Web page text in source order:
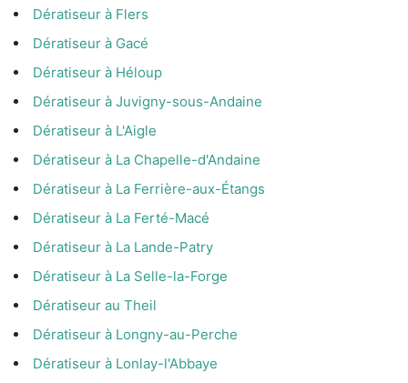
Dératiseur à Flers
Dératiseur à Gacé
Dératiseur à Héloup
Dératiseur à Juvigny-sous-Andaine
Dératiseur à L'Aigle
Dératiseur à La Chapelle-d'Andaine
Dératiseur à La Ferrière-aux-Étangs
Dératiseur à La Ferté-Macé
Dératiseur à La Lande-Patry
Dératiseur à La Selle-la-Forge
Dératiseur au Theil
Dératiseur à Longny-au-Perche
Dératiseur à Lonlay-l'Abbaye